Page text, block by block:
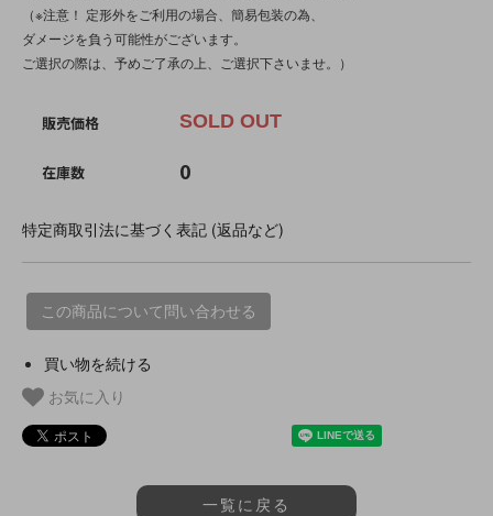
（※注意！ 定形外をご利用の場合、簡易包装の為、
ダメージを負う可能性がございます。
ご選択の際は、予めご了承の上、ご選択下さいませ。）
販売価格 SOLD OUT
在庫数 0
特定商取引法に基づく表記 (返品など)
この商品について問い合わせる
買い物を続ける
お気に入り
一覧に戻る